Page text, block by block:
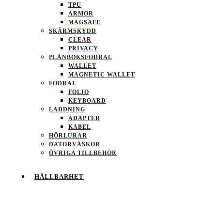
TPU
ARMOR
MAGSAFE
SKÄRMSKYDD
CLEAR
PRIVACY
PLÅNBOKSFODRAL
WALLET
MAGNETIC WALLET
FODRAL
FOLIO
KEYBOARD
LADDNING
ADAPTER
KABEL
HÖRLURAR
DATORVÄSKOR
ÖVRIGA TILLBEHÖR
HÅLLBARHET